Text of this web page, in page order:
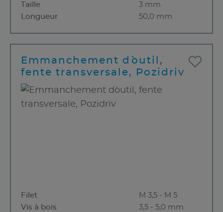
Taille
3 mm
Longueur
50,0 mm
Emmanchement d`outil,
fente transversale, Pozidriv
Filet
M 3,5 - M 5
Vis à bois
3,5 - 5,0 mm